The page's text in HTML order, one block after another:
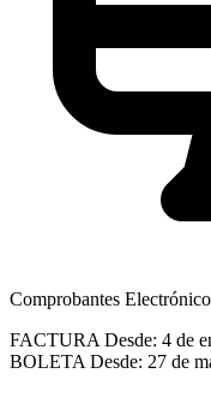
Comprobantes
FACTURA Desde: 4 de
BOLETA Desde: 27 de